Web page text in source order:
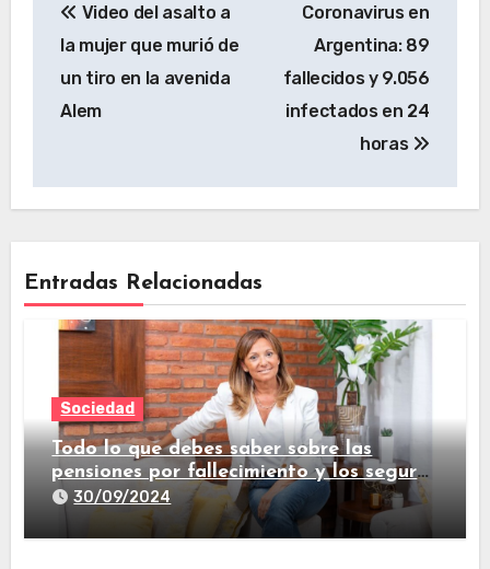
Video del asalto a
la mujer que murió de
un tiro en la avenida
Alem
Coronavirus en
Argentina: 89
fallecidos y 9.056
infectados en 24
horas
Entradas Relacionadas
Sociedad
Todo lo que debes saber sobre las
pensiones por fallecimiento y los seguros
de vida
30/09/2024